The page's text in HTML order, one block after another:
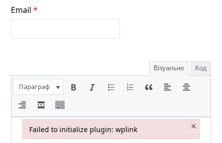
Email*
Візуально Код
Параграф
Failed to initialize plugin: wplink ×
Failed to initialize plugin: wplink